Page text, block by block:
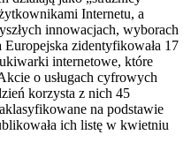
Internetu, a
innowacjach, wyborach
zidentyfikowała 17
internetowe, które
o usługach cyfrowych
korzysta z nich 45
na podstawie
ich listę w kwietniu